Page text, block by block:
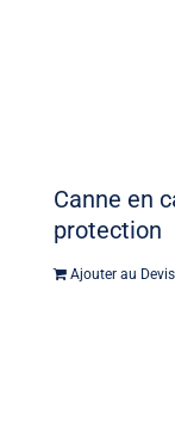
Canne en
protection
Ajouter au Devis